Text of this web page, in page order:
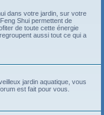
dans votre jardin, sur votre
Shui permettent de
de toute cette énergie
aussi tout ce qui a
jardin aquatique, vous
est fait pour vous.